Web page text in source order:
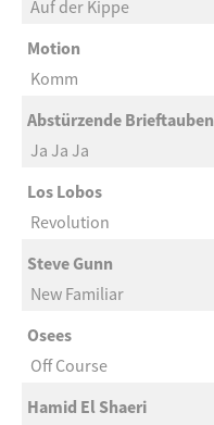
Auf der Kippe
Motion
Komm
Abstürzende Brieftauben
Ja Ja Ja
Los Lobos
Revolution
Steve Gunn
New Familiar
Osees
Off Course
Hamid El Shaeri